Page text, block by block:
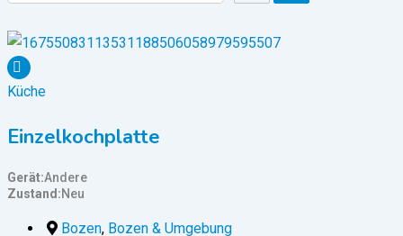
Küche
Einzelkochplatte
Gerät Andere
Zustand Neu
Bozen, Bozen & Umgebung